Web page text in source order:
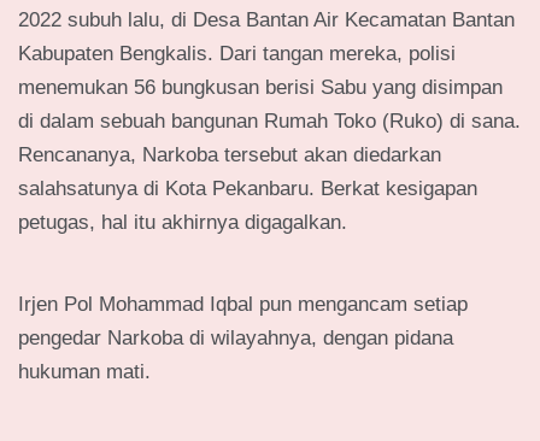
2022 subuh lalu, di Desa Bantan Air Kecamatan Bantan
Kabupaten Bengkalis. Dari tangan mereka, polisi
menemukan 56 bungkusan berisi Sabu yang disimpan
di dalam sebuah bangunan Rumah Toko (Ruko) di sana.
Rencananya, Narkoba tersebut akan diedarkan
salahsatunya di Kota Pekanbaru. Berkat kesigapan
petugas, hal itu akhirnya digagalkan.
Irjen Pol Mohammad Iqbal pun mengancam setiap
pengedar Narkoba di wilayahnya, dengan pidana
hukuman mati.